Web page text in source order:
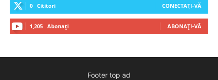
0 Cititori CONECTAȚI-VĂ
1,205 Abonați ABONAȚI-VĂ
Footer top ad